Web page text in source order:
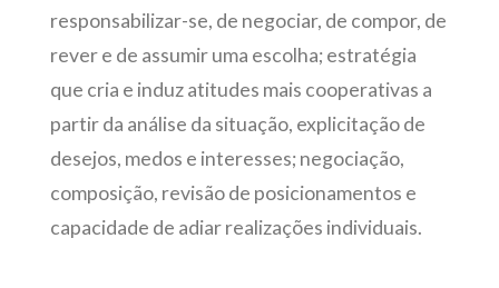
responsabilizar-se, de negociar, de compor, de
rever e de assumir uma escolha; estratégia
que cria e induz atitudes mais cooperativas a
partir da análise da situação, explicitação de
desejos, medos e interesses; negociação,
composição, revisão de posicionamentos e
capacidade de adiar realizações individuais.